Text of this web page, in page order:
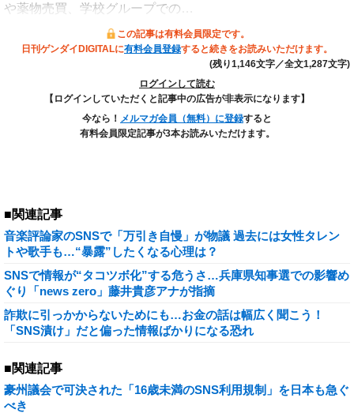
や薬物売買、学校グループでの…
この記事は有料会員限定です。
日刊ゲンダイDIGITALに有料会員登録すると続きをお読みいただけます。
(残り1,146文字／全文1,287文字)
ログインして読む
【ログインしていただくと記事中の広告が非表示になります】
今なら！ メルマガ会員（無料）に登録すると
有料会員限定記事が3本お読みいただけます。
■関連記事
音楽評論家のSNSで「万引き自慢」が物議 過去には女性タレン
トや歌手も…“暴露”したくなる心理は？
SNSで情報が“タコツボ化”する危うさ…兵庫県知事選での影響め
ぐり「news zero」藤井貴彦アナが指摘
詐欺に引っかからないためにも…お金の話は幅広く聞こう！
「SNS漬け」だと偏った情報ばかりになる恐れ
■関連記事
豪州議会で可決された「16歳未満のSNS利用規制」を日本も急ぐ
べき